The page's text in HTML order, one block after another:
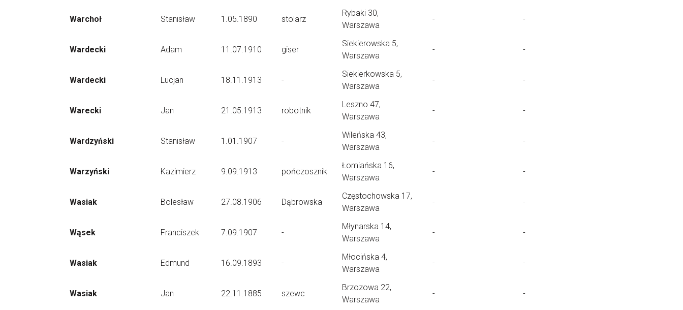
Warchoł Stanisław 1.05.1890 stolarz
Rybaki 30,
Warszawa
- -
Wardecki Adam 11.07.1910 giser
Siekierowska 5,
Warszawa
- -
Wardecki Lucjan 18.11.1913 -
Siekierkowska 5,
Warszawa
- -
Warecki Jan 21.05.1913 robotnik
Leszno 47,
Warszawa
- -
Wardzyński Stanisław 1.01.1907 -
Wileńska 43,
Warszawa
- -
Warzyński Kazimierz 9.09.1913 pończosznik
Łomiańska 16,
Warszawa
- -
Wasiak Bolesław 27.08.1906 Dąbrowska
Częstochowska 17,
Warszawa
- -
Wąsek Franciszek 7.09.1907 -
Młynarska 14,
Warszawa
- -
Wasiak Edmund 16.09.1893 -
Młocińska 4,
Warszawa
- -
Wasiak Jan 22.11.1885 szewc
Brzozowa 22,
Warszawa
- -